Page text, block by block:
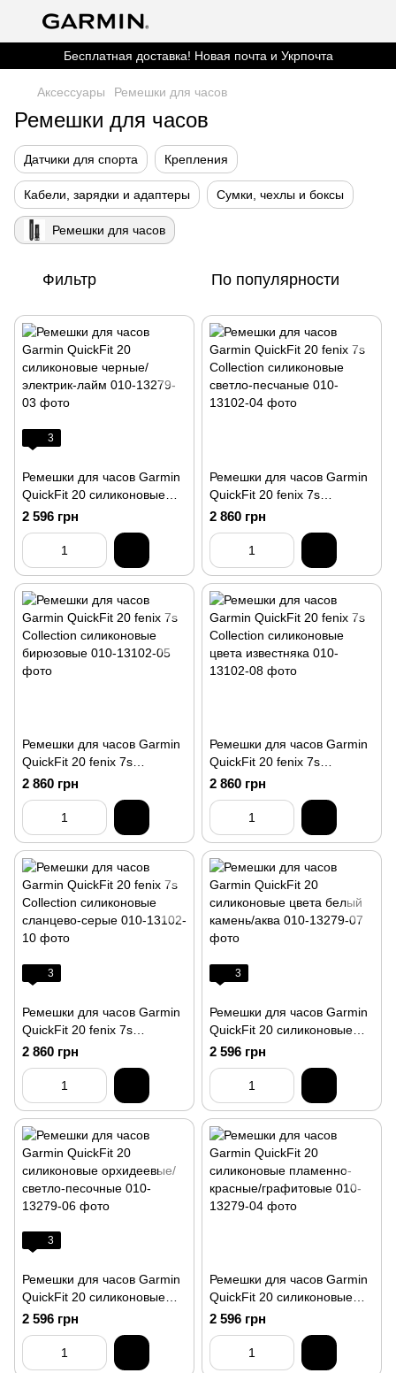
Бесплатная доставка! Новая почта и Укрпочта
Аксессуары Ремешки для часов
Ремешки для часов
Датчики для спорта Крепления
Кабели, зарядки и адаптеры Сумки, чехлы и боксы
Ремешки для часов
Фильтр По популярности
3
Ремешки для часов Garmin
QuickFit 20 силиконовые
черные/электрик-лайм
2 596 грн
Ремешки для часов Garmin
QuickFit 20 fenix 7s
Collection силиконовые
светло-песчаные
2 860 грн
Ремешки для часов Garmin
QuickFit 20 fenix 7s
Collection силиконовые
бирюзовые
2 860 грн
Ремешки для часов Garmin
QuickFit 20 fenix 7s
Collection силиконовые
цвета известняка
2 860 грн
3
Ремешки для часов Garmin
QuickFit 20 fenix 7s
Collection силиконовые
сланцево-серые
2 860 грн
3
Ремешки для часов Garmin
QuickFit 20 силиконовые
цвета белый камень/аква
2 596 грн
3
Ремешки для часов Garmin
QuickFit 20 силиконовые
орхидеевые/светло-
песочные
2 596 грн
Ремешки для часов Garmin
QuickFit 20 силиконовые
пламенно-красные/
графитовые
2 596 грн